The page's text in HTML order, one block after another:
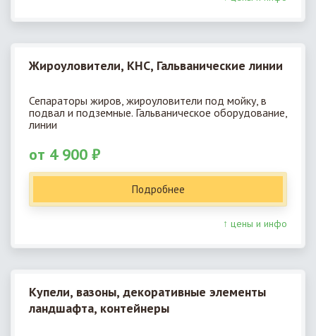
Жироуловители, КНС, Гальванические линии
Сепараторы жиров, жироуловители под мойку, в
подвал и подземные. Гальваническое оборудование,
линии
от 4 900 ₽
Подробнее
↑ цены и инфо
Купели, вазоны, декоративные элементы
ландшафта, контейнеры